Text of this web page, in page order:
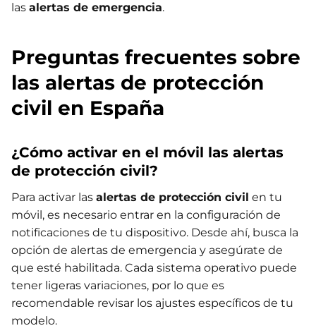
las alertas de emergencia.
Preguntas frecuentes sobre
las alertas de protección
civil en España
¿Cómo activar en el móvil las alertas
de protección civil?
Para activar las alertas de protección civil en tu
móvil, es necesario entrar en la configuración de
notificaciones de tu dispositivo. Desde ahí, busca la
opción de alertas de emergencia y asegúrate de
que esté habilitada. Cada sistema operativo puede
tener ligeras variaciones, por lo que es
recomendable revisar los ajustes específicos de tu
modelo.